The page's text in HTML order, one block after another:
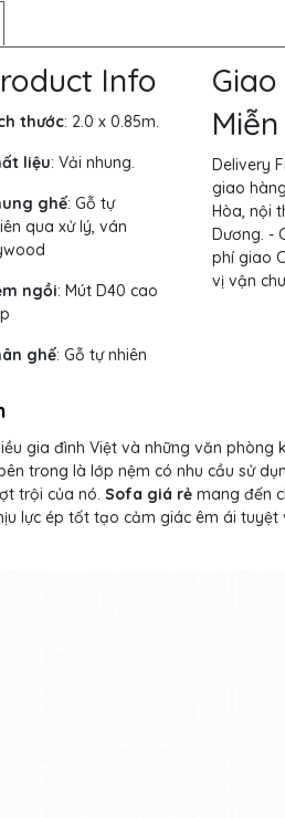
Info
thước: 2.0 x 0.85m.
liệu: Vải nhung.
ghế: Gỗ tự
qua xử lý, ván
ngồi: Mút D40 cao
ghế: Gỗ tự nhiên
Delivery
giao
Hòa, nội
Dương. -
phí giao
vị vận
gia đình Việt và những văn phòng
trong là lớp nệm có nhu cầu sử
trội của nó. Sofa giá rẻ mang đến
lực ép tốt tạo cảm giác êm ái tuyệt